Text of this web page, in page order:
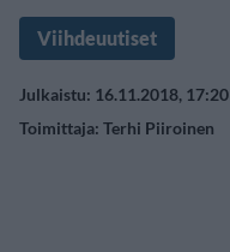
Viihdeuutiset
Julkaistu: 16.11.2018, 17:20
Toimittaja: Terhi Piiroinen